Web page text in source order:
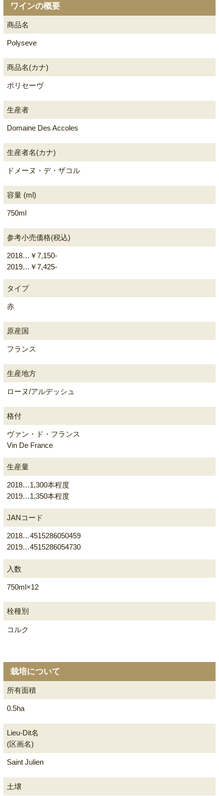
ワインの概要
商品名
Polyseve
商品名(カナ)
ポリセーヴ
生産者
Domaine Des Accoles
生産者名(カナ)
ドメーヌ・デ・ザコル
容量 (ml)
750ml
参考小売価格(税込)
2018…￥7,150-
2019…￥7,425-
タイプ
赤
原産国
フランス
生産地方
ローヌ/アルデッシュ
格付
ヴァン・ド・フランス
Vin De France
生産量
2018…1,300本程度
2019…1,350本程度
JANコード
2018…4515286050459
2019…4515286054730
入数
750ml×12
栓種別
コルク
栽培について
所有面積
0.5ha
Lieu-Dit名
(区画名)
Saint Julien
土壌